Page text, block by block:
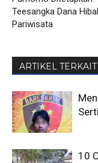
Teesangka Dana
Pariwisata
ARTIKEL TERKAIT
10